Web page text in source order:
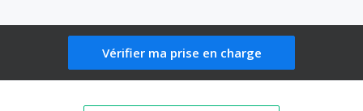
Vérifier ma prise en charge